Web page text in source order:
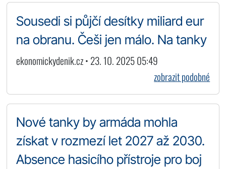
Sousedi si půjčí desítky miliard eur
na obranu. Češi jen málo. Na tanky
ekonomickydenik.cz • 23. 10. 2025 05:49
zobrazit podobné
Nové tanky by armáda mohla
získat v rozmezí let 2027 až 2030.
Absence hasicího přístroje pro boj